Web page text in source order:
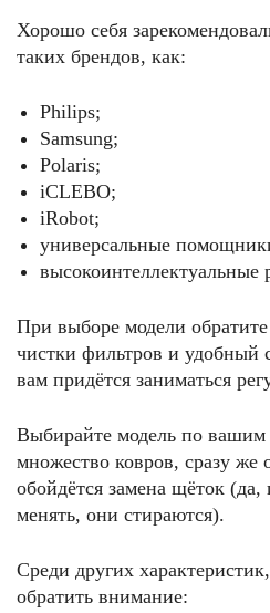
Хорошо себя
таких брендов, как:
Philips;
Samsung;
Polaris;
iCLEBO;
iRobot;
универсальные
При выборе модели
чистки фильтров и удобный
вам придётся заниматься
Выбирайте модель по
множество ковров, сразу же
обойдётся замена щёток
менять, они стираются).
Среди других
обратить внимание: